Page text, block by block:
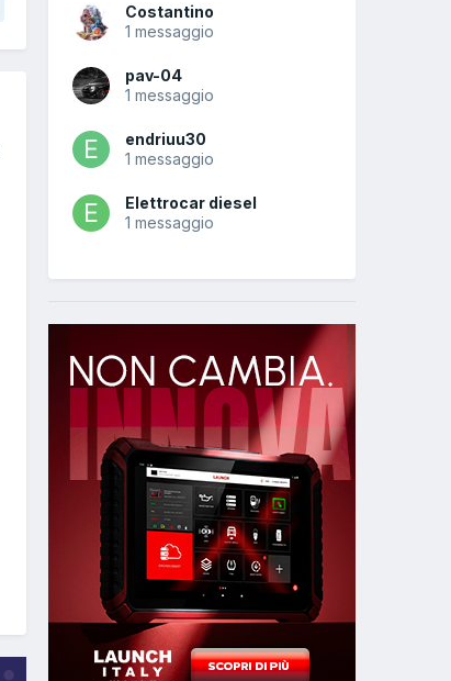
Costantino
1 messaggio
pav-04
1 messaggio
endriuu30
1 messaggio
Elettrocar diesel
1 messaggio